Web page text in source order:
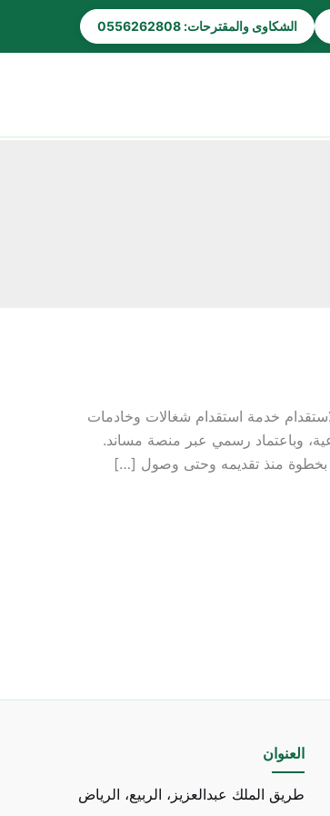
الشكاوى والمقترحات: 0556262808
خدمة استقدام شغالات وخادمات
وباعتماد رسمي عبر منصة مساند.
بخطوة منذ تقديمه وحتى وصول […]
العنوان
طريق الملك عبدالعزيز، الربيع، الرياض